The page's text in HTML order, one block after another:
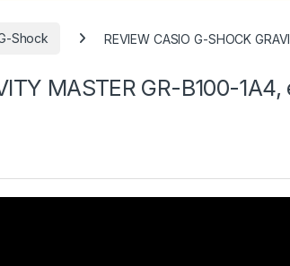
Shock REVIEW CASIO G-SHOCK
MASTER GR-B100-